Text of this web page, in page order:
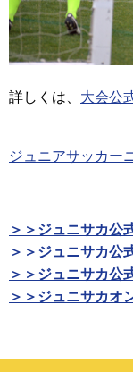
詳しくは、 大会公
ジュニアサッカー
＞＞ジュニサカ公
＞＞ジュニサカ公
＞＞ジュニサカ公
＞＞ジュニサカオ